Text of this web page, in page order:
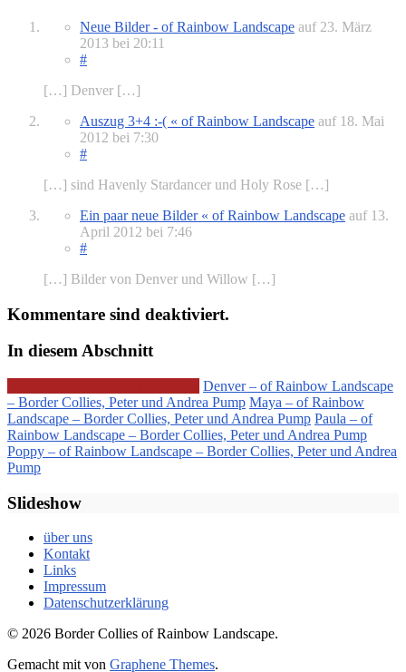
Neue Bilder - of Rainbow Landscape auf 23. März
2013 bei 20:11
#
[…] Denver […]
Auszug 3+4 :-( « of Rainbow Landscape auf 18. Mai
2012 bei 7:30
#
[…] sind Havenly Stardancer und Holy Rose […]
Ein paar neue Bilder « of Rainbow Landscape auf 13.
April 2012 bei 7:46
#
[…] Bilder von Denver und Willow […]
Kommentare sind deaktiviert.
In diesem Abschnitt
Denver – of Rainbow Landscape
– Border Collies, Peter und Andrea Pump Maya – of Rainbow
Landscape – Border Collies, Peter und Andrea Pump Paula – of
Rainbow Landscape – Border Collies, Peter und Andrea Pump
Poppy – of Rainbow Landscape – Border Collies, Peter und Andrea
Pump
Slideshow
über uns
Kontakt
Links
Impressum
Datenschutzerklärung
© 2026 Border Collies of Rainbow Landscape.
Gemacht mitvon Graphene Themes.